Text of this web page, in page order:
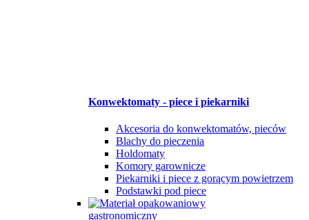
Konwektomaty - piece i piekarniki
Akcesoria do konwektomatów, pieców
Blachy do pieczenia
Holdomaty
Komory garownicze
Piekarniki i piece z gorącym powietrzem
Podstawki pod piece